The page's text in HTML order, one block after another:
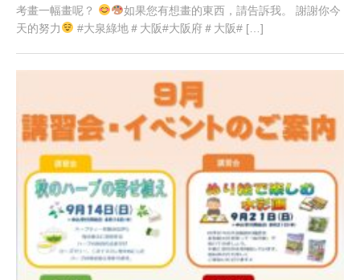
考畫一幅畫呢？
如果您有想畫的東西，請告訴我。 謝謝你今
天的努力
#大泉綠地＃大阪#大阪府＃大阪# […]